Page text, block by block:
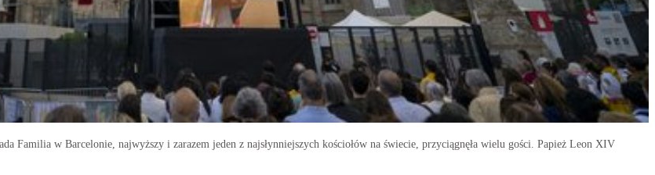
Familia w Barcelonie, najwyższy i zarazem jeden z najsłynniejszych kościołów na świecie, przyciągnęła wielu gości. Papież Leon XIV